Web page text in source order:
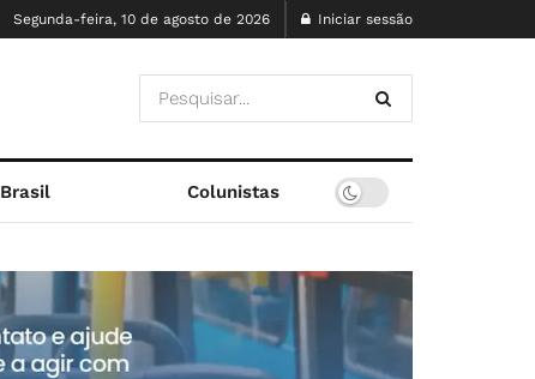
Segunda-feira, 10 de agosto de 2026 Iniciar sessão
Brasil Colunistas